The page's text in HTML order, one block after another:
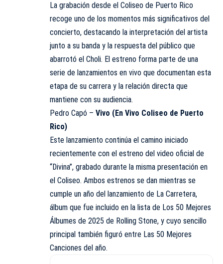
La grabación desde el Coliseo de Puerto Rico
recoge uno de los momentos más significativos del
concierto, destacando la interpretación del artista
junto a su banda y la respuesta del público que
abarrotó el Choli. El estreno forma parte de una
serie de lanzamientos en vivo que documentan esta
etapa de su carrera y la relación directa que
mantiene con su audiencia.
Pedro Capó – Vivo (En Vivo Coliseo de Puerto
Rico)
Este lanzamiento continúa el camino iniciado
recientemente con el estreno del video oficial de
“Divina”, grabado durante la misma presentación en
el Coliseo. Ambos estrenos se dan mientras se
cumple un año del lanzamiento de La Carretera,
álbum que fue incluido en la lista de Los 50 Mejores
Álbumes de 2025 de Rolling Stone, y cuyo sencillo
principal también figuró entre Las 50 Mejores
Canciones del año.